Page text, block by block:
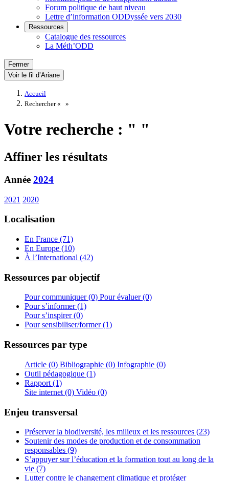
Forum politique de haut niveau
Lettre d’information ODDyssée vers 2030
Ressources
Catalogue des ressources
La Méth’ODD
Fermer
Voir le fil d’Ariane
Accueil
Rechercher «
»
Votre recherche : " "
Affiner les résultats
Année 2024
2021 2020
Localisation
En France (71)
En Europe (10)
À l’International (42)
Ressources par objectif
Pour communiquer (0) Pour évaluer (0)
Pour s’informer (1)
Pour s’inspirer (0)
Pour sensibiliser/former (1)
Ressources par type
Article (0) Bibliographie (0) Infographie (0)
Outil pédagogique (1)
Rapport (1)
Site internet (0) Vidéo (0)
Enjeu transversal
Préserver la biodiversité, les milieux et les ressources (23)
Soutenir des modes de production et de consommation
responsables (9)
S’appuyer sur l’éducation et la formation tout au long de la
vie (7)
Lutter contre le changement climatique et protéger